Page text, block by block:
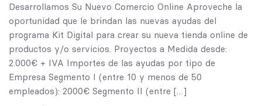
Desarrollamos Su Nuevo Comercio Online Aproveche la
oportunidad que le brindan las nuevas ayudas del
programa Kit Digital para crear su nueva tienda online de
productos y/o servicios. Proyectos a Medida desde:
2.000€ + IVA Importes de las ayudas por tipo de
Empresa Segmento I (entre 10 y menos de 50
empleados): 2000€ Segmento II (entre […]